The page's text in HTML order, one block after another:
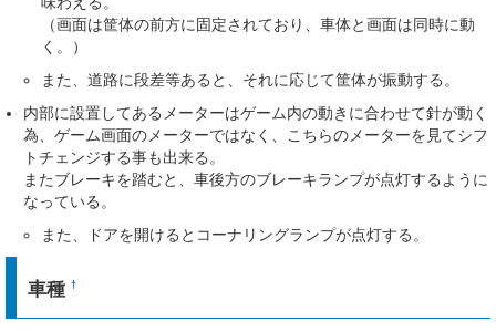
（画面は筐体の前方に固定されており、車体と画面は同時に動
く。）
また、道路に段差等あると、それに応じて筐体が振動する。
内部に設置してあるメーターはゲーム内の動きに合わせて針が動く
為、ゲーム画面のメーターではなく、こちらのメーターを見てシフ
トチェンジする事も出来る。
またブレーキを踏むと、車後方のブレーキランプが点灯するように
なっている。
また、ドアを開けるとコーナリングランプが点灯する。
車種†